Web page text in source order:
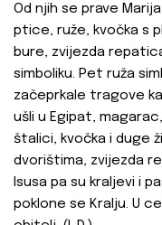
Od njih se prave
ptice, ruže, kvočka s
bure, zvijezda
simboliku. Pet ruža
začeprkale tragove
ušli u Egipat,
štalici, kvočka i duge
dvorištima, zvijezda
Isusa pa su kraljevi i
poklone se Kralju. U